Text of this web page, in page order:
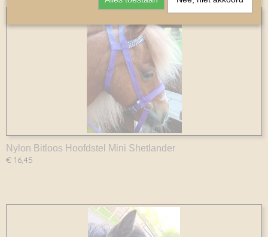
Nylon Bitloos Hoofdstel Mini Shetlander
€ 16,45